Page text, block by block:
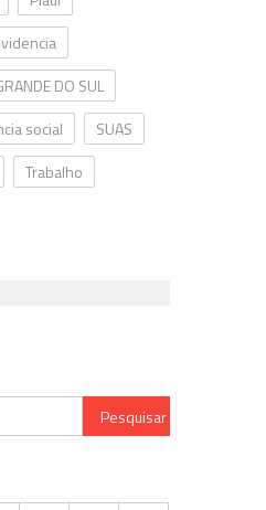
DO SUL
social
SUAS
Trabalho
Pesquisar
por: